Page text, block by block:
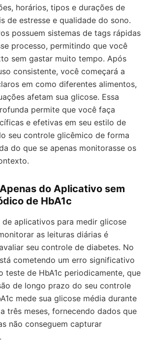
horários, tipos e durações de
de estresse e qualidade do sono.
possuem sistemas de tags rápidas
processo, permitindo que você
sem gastar muito tempo. Após
consistente, você começará a
em como diferentes alimentos,
afetam sua glicose. Essa
permite que você faça
e efetivas em seu estilo de
seu controle glicêmico de forma
do que se apenas monitorasse os
do Aplicativo sem
de HbA1c
de aplicativos para medir glicose
as leituras diárias é
seu controle de diabetes. No
cometendo um erro significativo
teste de HbA1c periodicamente, que
de longo prazo do seu controle
mede sua glicose média durante
três meses, fornecendo dados que
não conseguem capturar